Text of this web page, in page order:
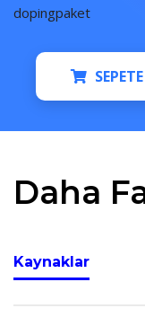
dopingpaket
Daha
Kaynaklar